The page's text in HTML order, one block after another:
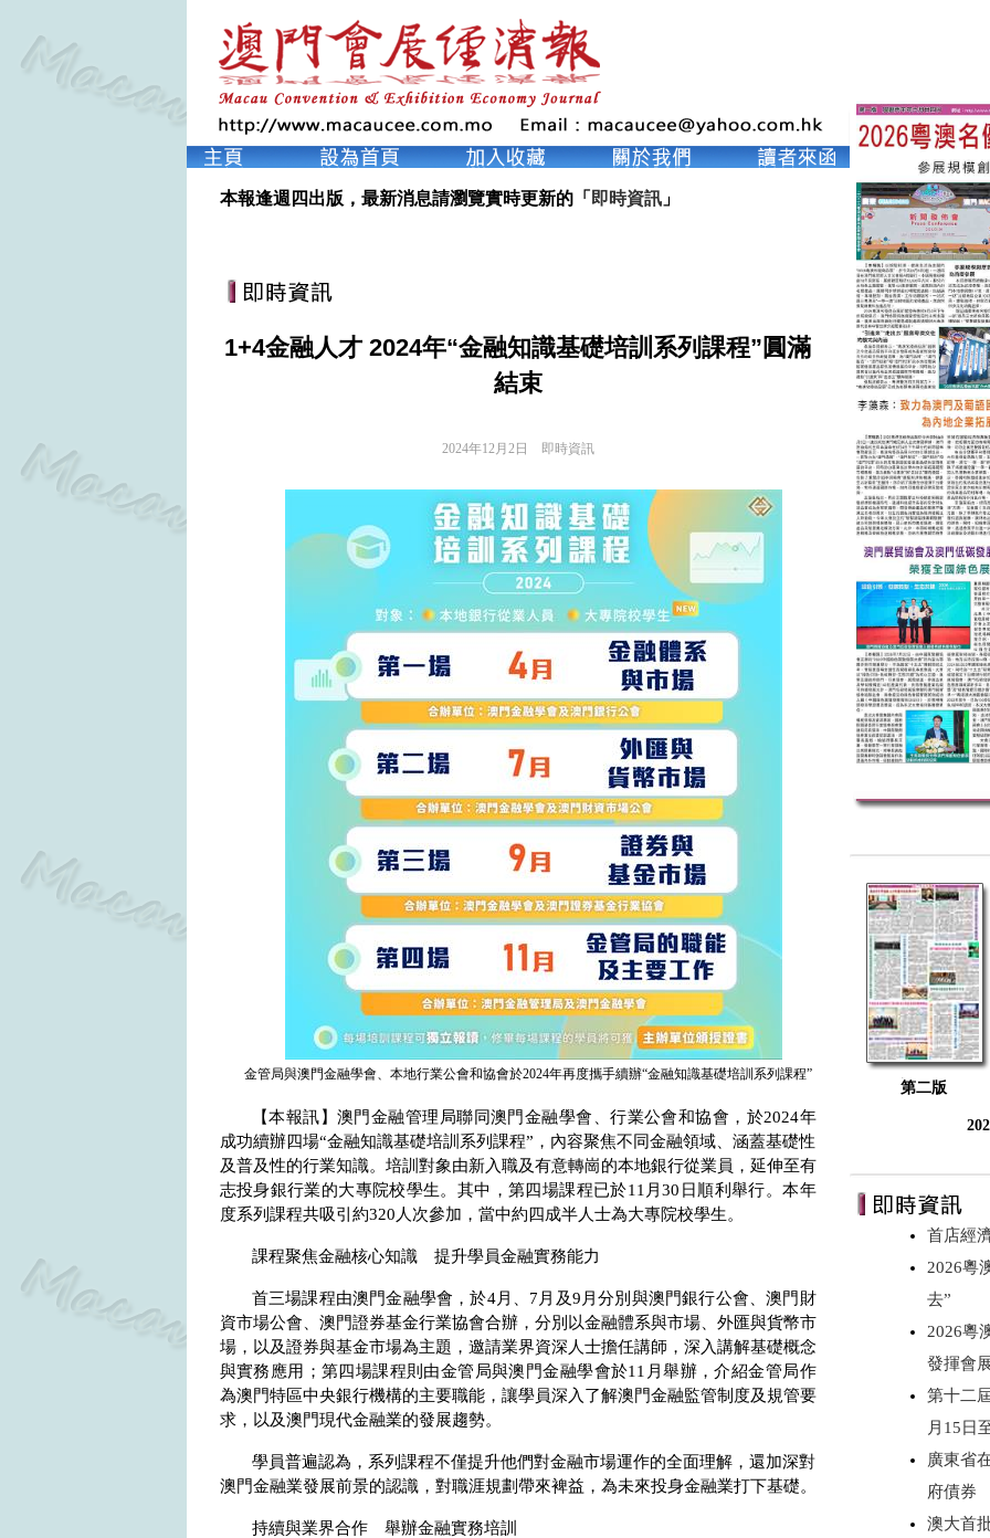
本報逢週四出版，最新消息請瀏覽實時更新的「 即時資訊」
1+4金融人才 2024年“金融知識基礎培訓系列課程”圓滿
結束
2024年12月2日 即時資訊
金管局與澳門金融學會、本地行業公會和協會於2024年再度攜手續辦“金融知識基礎培訓系列課程”
【本報訊】澳門金融管理局聯同澳門金融學會、行業公會和協會，於2024年
成功續辦四場“金融知識基礎培訓系列課程”，內容聚焦不同金融領域、涵蓋基礎性
及普及性的行業知識。培訓對象由新入職及有意轉崗的本地銀行從業員，延伸至有
志投身銀行業的大專院校學生。其中，第四場課程已於11 月30 日順利舉行。本年
度系列課程共吸引約320 人次參加，當中約四成半人士為大專院校學生。
課程聚焦金融核心知識 提升學員金融實務能力
首三場課程由澳門金融學會，於4月、 7 月及9 月分別與澳門銀行公會、澳門財
資市場公會、澳門證券基金行業協會合辦，分別以金融體系與市場、外匯與貨幣市
場，以及證券與基金市場為主題，邀請業界資深人士擔任講師，深入講解基礎概念
與實務應用；第四場課程則由金管局與澳門金融學會於11 月舉辦，介紹金管局作
為澳門特區中央銀行機構的主要職能，讓學員深入了解澳門金融監管制度及規管要
求，以及澳門現代金融業的發展趨勢。
學員普遍認為，系列課程不僅提升他們對金融市場運作的全面理解，還加深對
澳門金融業發展前景的認識，對職涯規劃帶來裨益，為未來投身金融業打下基礎。
持續與業界合作 舉辦金融實務培訓
第二版
首店經
2026粵
去”
2026粵
發揮會
第十二
月15日
廣東省
府債券
澳大首